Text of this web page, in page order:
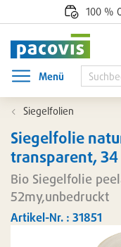
100 %
Menü
Menü öffnen
Siegelfolien
Siegelfolie
transparent,
Bio Siegelfolie
52my,unbedruckt
Artikel-Nr. : 31851